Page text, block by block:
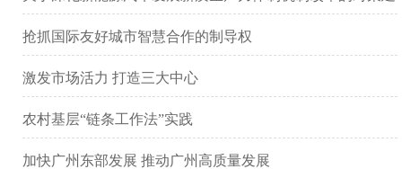
议 ——以广汽集团为例
抢抓国际友好城市智慧合作的制导权
激发市场活力 打造三大中心
农村基层“链条工作法”实践
加快广州东部发展 推动广州高质量发展